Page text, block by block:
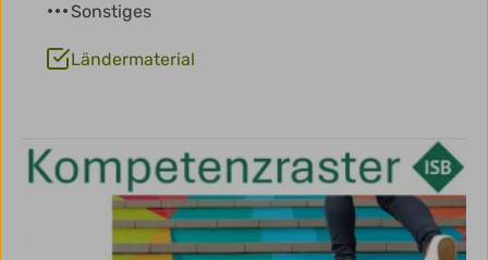
Sonstiges
Ländermaterial